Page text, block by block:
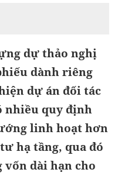
dự thảo nghị
dành riêng
dự án đối tác
nhiều quy định
linh hoạt hơn
hạ tầng, qua đó
dài hạn cho